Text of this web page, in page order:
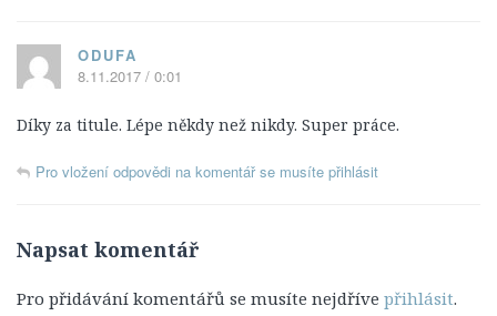
6. Série
8. série
NCIS: New Orleans
1. Série
ODUFA
8.11.2017 / 0:01
Díky za titule. Lépe někdy než nikdy. Super práce.
Pro vložení odpovědi na komentář se musíte přihlásit
Napsat komentář
Pro přidávání komentářů se musíte nejdříve přihlásit.